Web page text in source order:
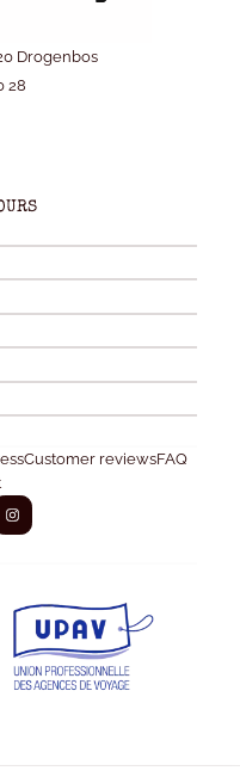
Drogenbos
28
Customer reviewsFAQ